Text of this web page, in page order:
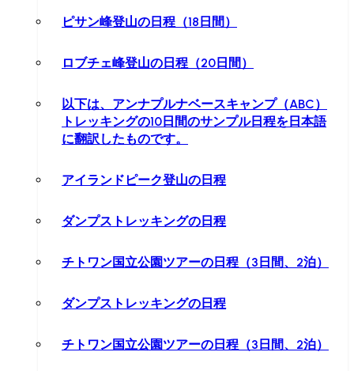
ピサン峰登山の日程（18日間）
ロブチェ峰登山の日程（20日間）
以下は、アンナプルナベースキャンプ（ABC）
トレッキングの10日間のサンプル日程を日本語
に翻訳したものです。
アイランドピーク登山の日程
ダンプストレッキングの日程
チトワン国立公園ツアーの日程（3日間、2泊）
ダンプストレッキングの日程
チトワン国立公園ツアーの日程（3日間、2泊）